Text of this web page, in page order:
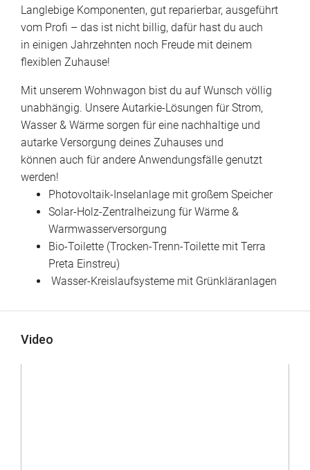
Langlebige Komponenten, gut reparierbar, ausgeführt
vom Profi – das ist nicht billig, dafür hast du auch
in einigen Jahrzehnten noch Freude mit deinem
flexiblen Zuhause!
Mit unserem Wohnwagon bist du auf Wunsch völlig
unabhängig. Unsere Autarkie-Lösungen für Strom,
Wasser & Wärme sorgen für eine nachhaltige und
autarke Versorgung deines Zuhauses und
können auch für andere Anwendungsfälle genutzt
werden!
Photovoltaik-Inselanlage mit großem Speicher
Solar-Holz-Zentralheizung für Wärme &
Warmwasserversorgung
Bio-Toilette (Trocken-Trenn-Toilette mit Terra
Preta Einstreu)
Wasser-Kreislaufsysteme mit Grünkläranlagen
Video